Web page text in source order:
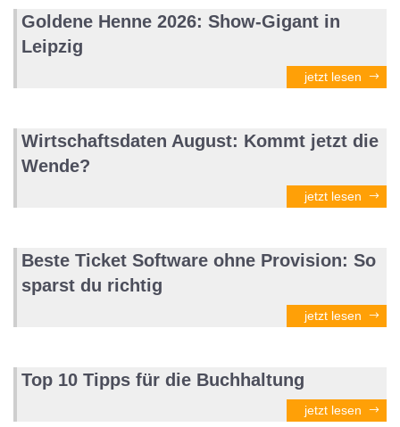
Goldene Henne 2026: Show-Gigant in
Leipzig
jetzt lesen
Wirtschaftsdaten August: Kommt jetzt die
Wende?
jetzt lesen
Beste Ticket Software ohne Provision: So
sparst du richtig
jetzt lesen
Top 10 Tipps für die Buchhaltung
jetzt lesen